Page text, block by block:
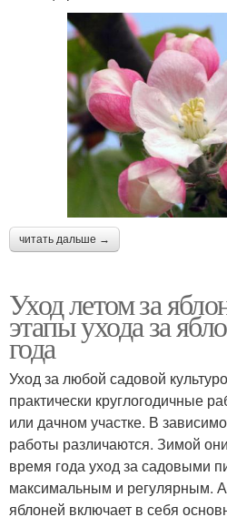
читать дальше →
Уход летом за
этапы ухода за
года
Уход за любой садовой
практически круглогодичные
или дачном участке. В
работы различаются. Зимой
время года уход за садовыми
максимальным и регулярным.
яблоней включает в себя